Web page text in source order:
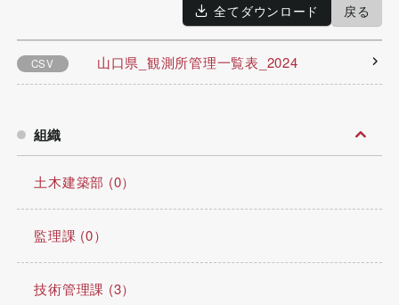
全てダウンロード 戻る
CSV 山口県_観測所管理一覧表_2024
組織
土木建築部 (0）
監理課 (0）
技術管理課 (3）